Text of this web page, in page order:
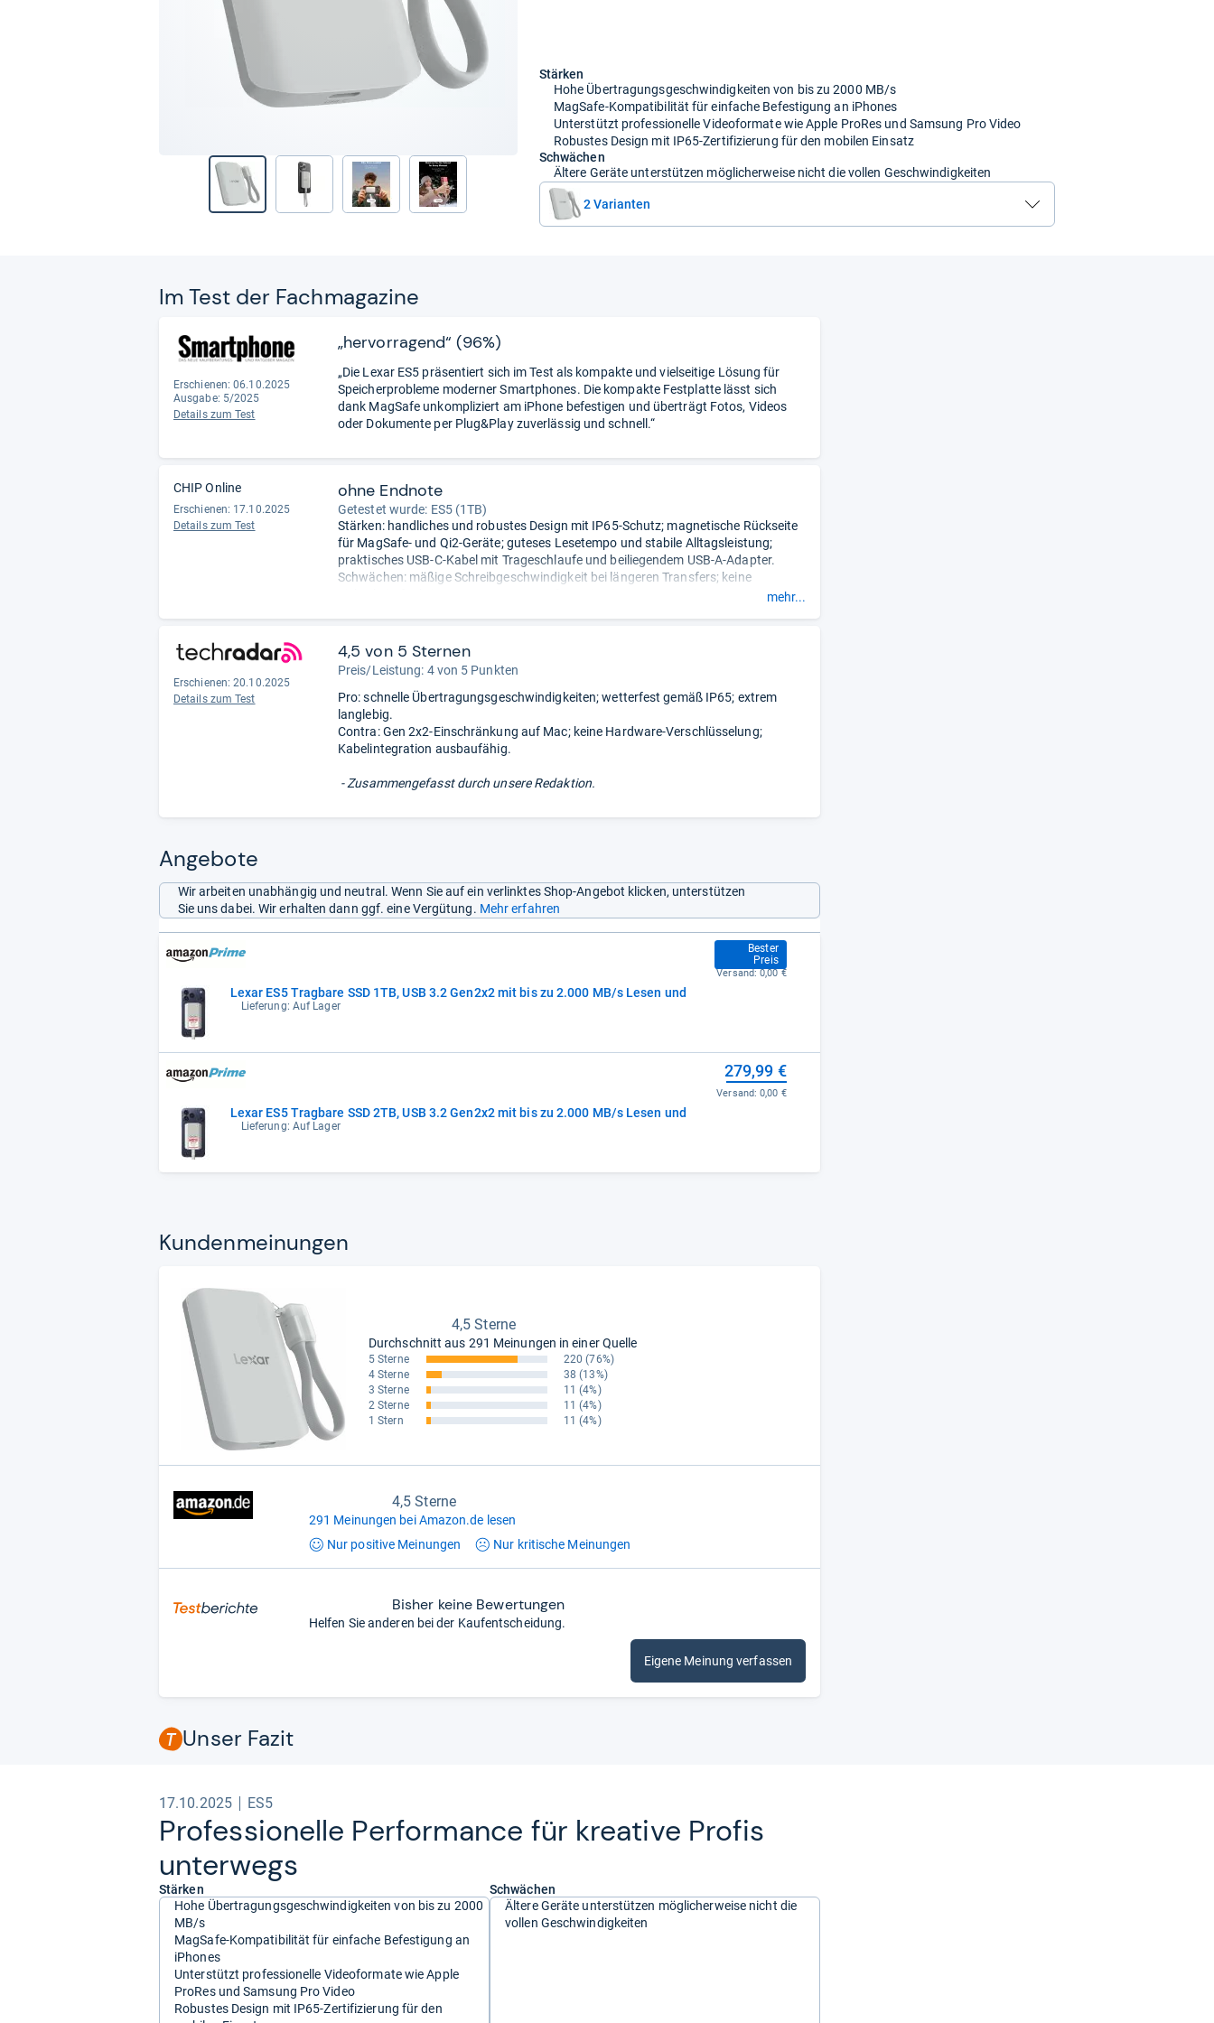
nächste
Stärken
Hohe Übertragungsgeschwindigkeiten von bis zu 2000 MB/s
MagSafe-Kompatibilität für einfache Befestigung an iPhones
Unterstützt professionelle Videoformate wie Apple ProRes und Samsung Pro Video
Robustes Design mit IP65-Zertifizierung für den mobilen Einsatz
Schwächen
Ältere Geräte unterstützen möglicherweise nicht die vollen Geschwindigkeiten
2 Varianten
Im Test der Fach­ma­ga­zine
Erschienen: 06.10.2025
Ausgabe: 5/2025
Details zum Test
„hervorragend“ (96%)
„Die Lexar ES5 präsentiert sich im Test als kompakte und vielseitige Lösung für
Speicherprobleme moderner Smartphones. Die kompakte Festplatte lässt sich
dank MagSafe unkompliziert am iPhone befestigen und überträgt Fotos, Videos
oder Dokumente per Plug&Play zuverlässig und schnell.“
CHIP Online
Erschienen: 17.10.2025
Details zum Test
ohne Endnote
Getestet wurde: ES5 (1TB)
Stärken: handliches und robustes Design mit IP65-Schutz; magnetische Rückseite
für MagSafe- und Qi2-Geräte; guteses Lesetempo und stabile Alltagsleistung;
praktisches USB-C-Kabel mit Trageschlaufe und beiliegendem USB-A-Adapter.
Schwächen: mäßige Schreibgeschwindigkeit bei längeren Transfers; keine
mehr...
Erschienen: 20.10.2025
Details zum Test
4,5 von 5 Sternen
Preis/Leistung: 4 von 5 Punkten
Pro: schnelle Übertragungsgeschwindigkeiten; wetterfest gemäß IP65; extrem
langlebig.
Contra: Gen 2x2-Einschränkung auf Mac; keine Hardware-Verschlüsselung;
Kabelintegration ausbaufähig.
- Zusammengefasst durch unsere Redaktion.
Angebote
Wir arbeiten unabhängig und neutral. Wenn Sie auf ein verlinktes Shop-Angebot klicken, unterstützen
Sie uns dabei. Wir erhalten dann ggf. eine Vergütung. Mehr erfahren
Lexar ES5 Tragbare SSD 1TB, USB 3.2 Gen2x2 mit bis zu 2.000 MB/s Lesen und
Lieferung: Auf Lager
Bester
Preis
179,99 €
Versand:0,00 €
Lexar ES5 Tragbare SSD 2TB, USB 3.2 Gen2x2 mit bis zu 2.000 MB/s Lesen und
Lieferung: Auf Lager
279,99 €
Versand:0,00 €
Kun­den­mei­nun­gen
4,5 Sterne
Durchschnitt aus 291 Meinungen in einer Quelle
5 Sterne 220 (76%)
4 Sterne
38 (13%)
3 Sterne
11 (4%)
2 Sterne
11 (4%)
1 Stern
11 (4%)
4,5 Sterne
291 Meinungen bei Amazon.de lesen
Nur positive Meinungen Nur kritische Meinungen
Bisher keine Bewertungen
Helfen Sie anderen bei der Kaufentscheidung.
Eigene Meinung verfassen
Unser Fazit
17.10.2025 ES5
Pro­fes­sio­nelle Per­for­mance für krea­tive Pro­fis
unter­wegs
Stärken
Hohe Übertragungsgeschwindigkeiten von bis zu 2000
MB/s
MagSafe-Kompatibilität für einfache Befestigung an
iPhones
Unterstützt professionelle Videoformate wie Apple
ProRes und Samsung Pro Video
Robustes Design mit IP65-Zertifizierung für den
Schwächen
Ältere Geräte unterstützen möglicherweise nicht die
vollen Geschwindigkeiten